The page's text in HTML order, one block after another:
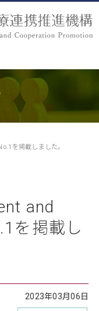
を掲載しました。
and
を掲載し
2023年03月06日